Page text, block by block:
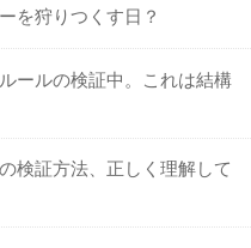
を狩りつくす日？
ールの検証中。これは結構
検証方法、正しく理解して